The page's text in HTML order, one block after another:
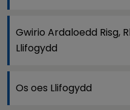
Gwirio Ardaloedd Risg,
Llifogydd
Os oes Llifogydd